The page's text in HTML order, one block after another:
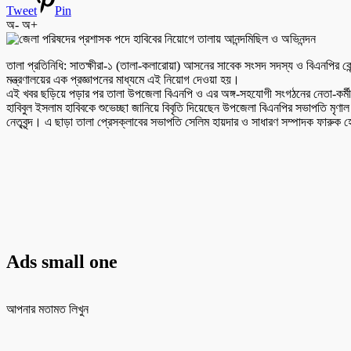
Tweet
Pin
অ- অ+
তালা প্রতিনিধি: সাতক্ষীরা-১ (তালা-কলারোয়া) আসনের সাবেক সংসদ সদস্য ও বিএনপির
মন্ত্রণালয়ের এক প্রজ্ঞাপনের মাধ্যমে এই নিয়োগ দেওয়া হয়।
এই খবর ছড়িয়ে পড়ার পর তালা উপজেলা বিএনপি ও এর অঙ্গ-সহযোগী সংগঠনের নেতা-
হাবিবুল ইসলাম হাবিবকে শুভেচ্ছা জানিয়ে বিবৃতি দিয়েছেন উপজেলা বিএনপির
নেতৃবৃন্দ। এ ছাড়া তালা প্রেসক্লাবের সভাপতি সেলিম হায়দার ও সাধারণ সম্পাদক
Ads small one
আপনার মতামত লিখুন